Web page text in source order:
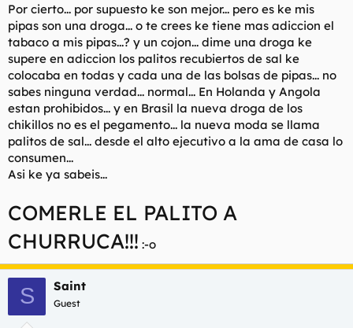
Por cierto... por supuesto ke son mejor... pero es ke mis
pipas son una droga... o te crees ke tiene mas adiccion el
tabaco a mis pipas...? y un cojon... dime una droga ke
supere en adiccion los palitos recubiertos de sal ke
colocaba en todas y cada una de las bolsas de pipas... no
sabes ninguna verdad... normal... En Holanda y Angola
estan prohibidos... y en Brasil la nueva droga de los
chikillos no es el pegamento... la nueva moda se llama
palitos de sal... desde el alto ejecutivo a la ama de casa lo
consumen...
Asi ke ya sabeis...
COMERLE EL PALITO A
CHURRUCA!!! :-o
S Saint
Guest